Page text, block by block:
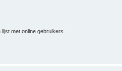
met online gebruikers